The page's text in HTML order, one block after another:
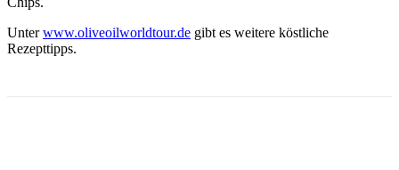
Unterwww.oliveoilworldtour.de gibt es weitere köstliche
Rezepttipps.